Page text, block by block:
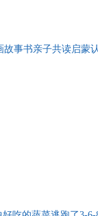
故事书亲子共读启蒙